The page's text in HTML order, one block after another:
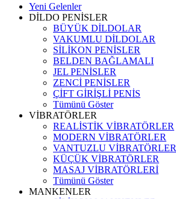
Yeni Gelenler
DİLDO PENİSLER
BÜYÜK DİLDOLAR
VAKUMLU DİLDOLAR
SİLİKON PENİSLER
BELDEN BAĞLAMALI
JEL PENİSLER
ZENCİ PENİSLER
ÇİFT GİRİŞLİ PENİS
Tümünü Göster
VİBRATÖRLER
REALİSTİK VİBRATÖRLER
MODERN VİBRATÖRLER
VANTUZLU VİBRATÖRLER
KÜÇÜK VİBRATÖRLER
MASAJ VİBRATÖRLERİ
Tümünü Göster
MANKENLER